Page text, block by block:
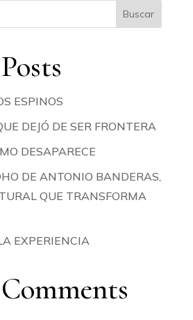
Buscar
ESPINOS
DEJÓ DE SER FRONTERA
DESAPARECE
DE ANTONIO BANDERAS,
QUE TRANSFORMA
EXPERIENCIA